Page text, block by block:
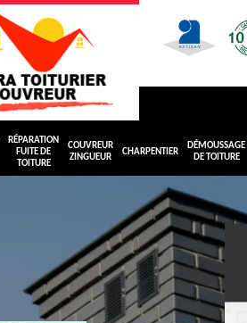
RÉPARATION
FUITE DE
TOITURE
COUVREUR
ZINGUEUR
CHARPENTIER
DÉMOUSSAGE
DE TOITURE